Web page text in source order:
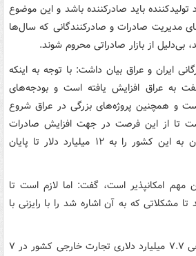
باید صادرکننده باشد و این موضوع
صادرات و صادرکنندگانی که سال‌ها
بی‌دلیل از بازار صادراتی محروم شوند.
ایران و عراق بیان داشت: با توجه به اینکه
به عراق افزایش یافته است و بودجه‌های
و همچنین پروژه‌های بزرگی در عراق شروع
تا از این فرصت در جهت افزایش صادرات
استفاده کنیم و صادرات‌مان به این کشور را به ۱۲ میلیارد دلار تا پایان
مهم امکانپذیر است، گفت: اما لازم است تا
مشکلاتی که به آن اشاره شد را با رایزنی با
حسینی با اشاره به تراز منفی ۷.۷ میلیارد دلاری تجارت خارجی کشور در ۷